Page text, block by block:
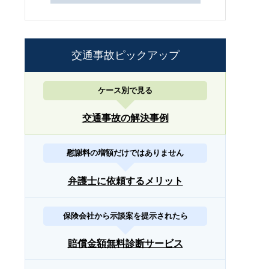
交通事故ピックアップ
ケース別で見る
交通事故の解決事例
慰謝料の増額だけではありません
弁護士に依頼するメリット
保険会社から示談案を提示されたら
賠償金額無料診断サービス